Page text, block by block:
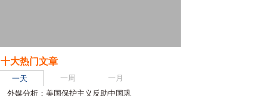
十大热门文章
一天 一周
一月
外媒分析：美国保护主义反助中国巩